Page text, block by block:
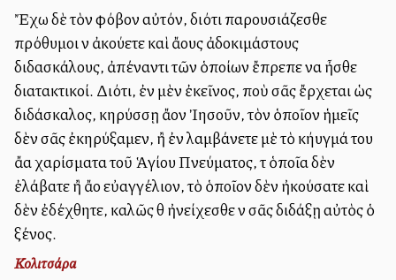
Ἔχω δὲ τὸν φόβον αὐτόν, διότι παρουσιάζεσθε
πρόθυμοι νὰ ἀκούετε καὶ ἄλλους ἀδοκιμάστους
διδασκάλους, ἀπέναντι τῶν ὁποίων ἔπρεπε να ἦσθε
διατακτικοί. Διότι, ἐὰν μὲν ἐκεῖνος, ποὺ σᾶς ἔρχεται ὡς
διδάσκαλος, κηρύσσῃ ἄλλον Ἰησοῦν, τὸν ὁποῖον ἡμεῖς
δὲν σᾶς ἐκηρύξαμεν, ἢ ἐὰν λαμβάνετε μὲ τὸ κήυγμά του
ἄλλα χαρίσματα τοῦ Ἁγίου Πνεύματος, τὰ ὁποῖα δὲν
ἐλάβατε ἢ ἄλλο εὐαγγέλιον, τὸ ὁποῖον δὲν ἠκούσατε καὶ
δὲν ἐδέχθητε, καλῶς θὰ ἠνείχεσθε νὰ σᾶς διδάξῃ αὐτὸς ὁ
ξένος.
Κολιτσάρα